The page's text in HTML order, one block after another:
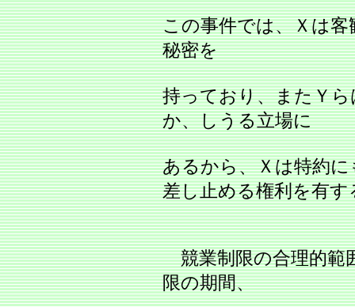
この事件では、Ｘは
秘密を
持っており、またＹ
か、しうる立場に
あるから、Ｘは特約
差し止める権利を有す
競業制限の合理的範
限の期間、